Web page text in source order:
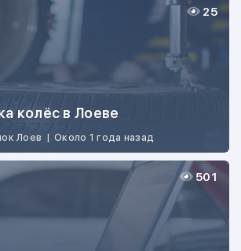
колёс в Лоеве
Лоев | Около 1 года назад
25
501